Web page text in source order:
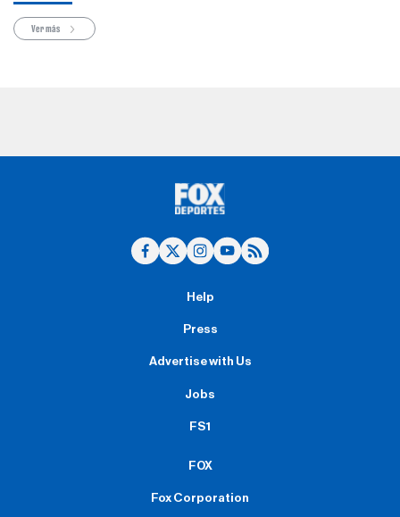
Ver más
Help
Press
Advertise with Us
Jobs
FS1
FOX
Fox Corporation